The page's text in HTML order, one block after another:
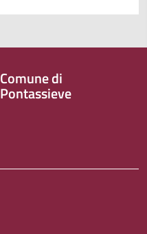
Comune di
Pontassieve